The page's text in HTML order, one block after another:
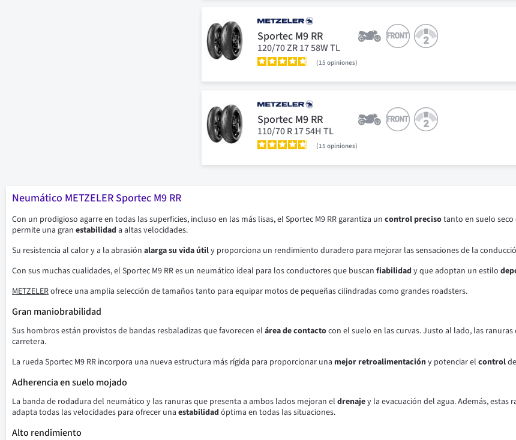
Sportec M9 RR
120/70 ZR 17 58W TL
15opiniones
Sportec M9 RR
110/70 R 17 54H TL
15opiniones
Neumático METZELER Sportec M9 RR
Con un prodigioso agarre en todas las superficies, incluso en las más lisas, el Sportec M9 RR garantiza un control precisotanto en suelo
permite una gran estabilidad a altas velocidades.
Su resistencia al calor y a la abrasión alarga su vida útily proporciona un rendimiento duradero para mejorar las sensaciones de la
Con sus muchas cualidades, el Sportec M9 RR es un neumático ideal para los conductores que buscan fiabilidad y que adoptan un estilo
METZELERofrece una amplia selección de tamaños tanto para equipar motos de pequeñas cilindradas como grandes roadsters.
Gran maniobrabilidad
Sus hombros están provistos de bandas resbaladizas que favorecen el área de contactocon el suelo en las curvas. Justo al lado, las
carretera.
La rueda Sportec M9 RR incorpora una nueva estructura más rígida para proporcionar una mejor retroalimentacióny potenciar el control
Adherencia en suelo mojado
La banda de rodadura del neumático y las ranuras que presenta a ambos lados mejoran el drenajey la evacuación del agua. Además,
adapta todas las velocidades para ofrecer una estabilidad óptima en todas las situaciones.
Alto rendimiento